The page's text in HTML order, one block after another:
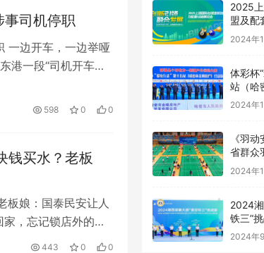
司机停职
一边开车，一边举哑
港一段“司机开车时
598 0 0
钱买水？老板
板娘：国泰民安让人
，忘记锁店外的冰
443 0 0
2025
盟及配
2024年
体彩杯
站（哈
益徒步
2024年
《羽
省群众
决赛的
2024年
2024
铁三”
2024年